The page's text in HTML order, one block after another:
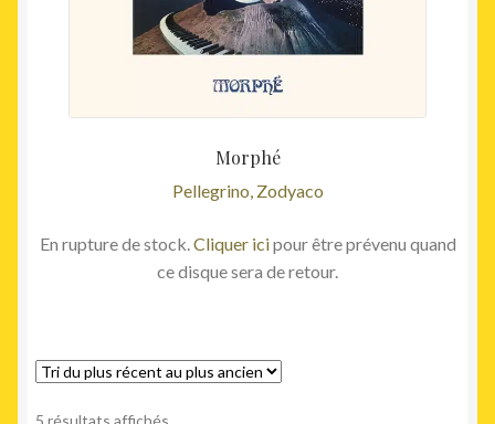
Morphé
Pellegrino, Zodyaco
En rupture de stock.Cliquer icipour être prévenu quand
ce disque sera de retour.